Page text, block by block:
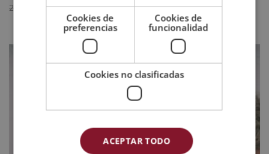
2.380
original
2.380 $.
595$El
precio
actual
595 $.
Cookies de
preferencias
Cookies de
funcionalidad
Cookies no clasificadas
ACEPTAR TODO